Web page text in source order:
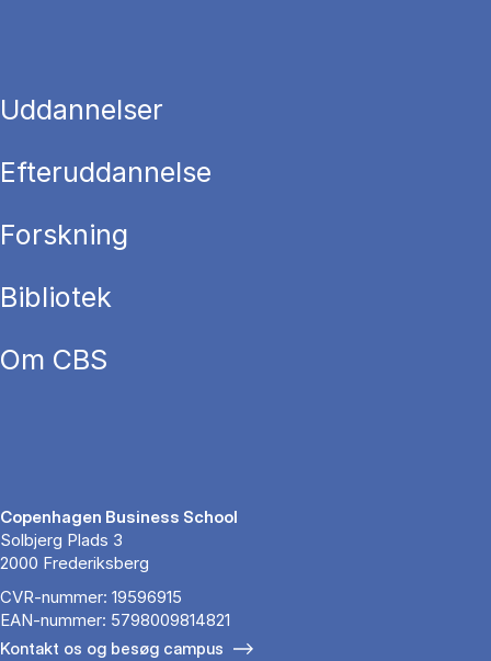
Uddannelser
Efteruddannelse
Forskning
Bibliotek
Om CBS
Copenhagen Business School
Solbjerg Plads 3
2000 Frederiksberg
CVR-nummer: 19596915
EAN-nummer: 5798009814821
Kontakt os og besøg campus